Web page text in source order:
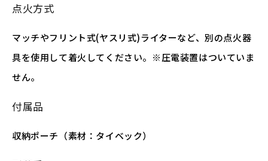
点火方式
マッチやフリント式(ヤスリ式)ライターなど、別の点火器
具を使用して着火してください。※圧電装置はついていま
せん。
付属品
収納ポーチ（素材：タイベック）